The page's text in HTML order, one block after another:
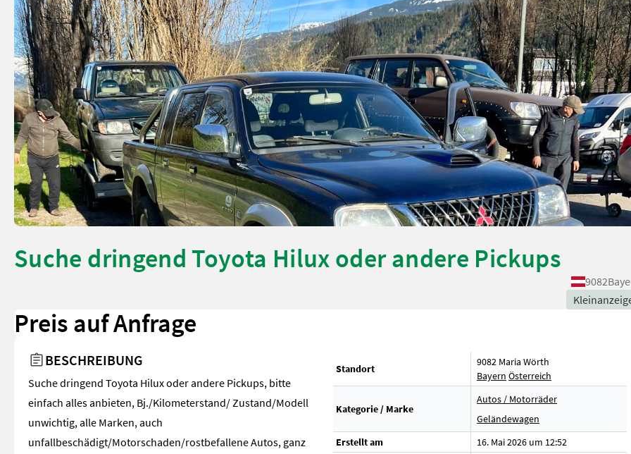
Suche dringend Toyota Hilux oder andere Pickups
9082
Preis auf Anfrage
BESCHREIBUNG
Suche dringend Toyota Hilux oder andere Pickups, bitte
einfach alles anbieten, Bj./Kilometerstand/ Zustand/Modell
unwichtig, alle Marken, auch
unfallbeschädigt/Motorschaden/rostbefallene Autos, ganz
Standort
9082 Maria Wörth
Bayern Österreich
Kategorie / Marke
Autos / Motorräder
Geländewagen
Erstellt am
16. Mai 2026 um 12:52